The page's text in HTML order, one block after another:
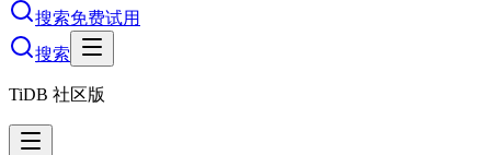
搜索免费试用
搜索
TiDB 社区版